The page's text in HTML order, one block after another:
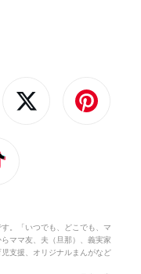
。「いつでも、どこでも、マ
ママ友、夫（旦那）、義実家
支援、オリジナルまんがなど